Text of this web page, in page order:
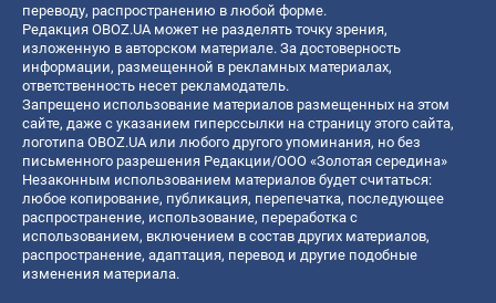
переводу, распространению в любой форме.
Редакция OBOZ.UA может не разделять точку зрения,
изложенную в авторском материале. За достоверность
информации, размещенной в рекламных материалах,
ответственность несет рекламодатель.
Запрещено использование материалов размещенных на этом
сайте, даже с указанием гиперссылки на страницу этого сайта,
логотипа OBOZ.UA или любого другого упоминания, но без
письменного разрешения Редакции/ООО «Золотая середина»
Незаконным использованием материалов будет считаться:
любое копирование, публикация, перепечатка, последующее
распространение, использование, переработка с
использованием, включением в состав других материалов,
распространение, адаптация, перевод и другие подобные
изменения материала.